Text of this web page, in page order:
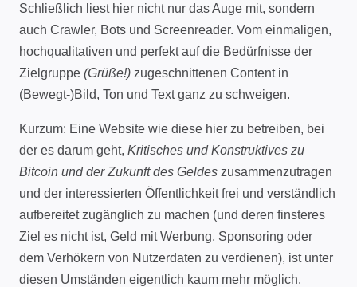
Schließlich liest hier nicht nur das Auge mit, sondern
auch Crawler, Bots und Screenreader. Vom einmaligen,
hochqualitativen und perfekt auf die Bedürfnisse der
Zielgruppe (Grüße!) zugeschnittenen Content in
(Bewegt-)Bild, Ton und Text ganz zu schweigen.
Kurzum: Eine Website wie diese hier zu betreiben, bei
der es darum geht, Kritisches und Konstruktives zu
Bitcoin und der Zukunft des Geldes zusammenzutragen
und der interessierten Öffentlichkeit frei und verständlich
aufbereitet zugänglich zu machen (und deren finsteres
Ziel es nicht ist, Geld mit Werbung, Sponsoring oder
dem Verhökern von Nutzerdaten zu verdienen), ist unter
diesen Umständen eigentlich kaum mehr möglich.